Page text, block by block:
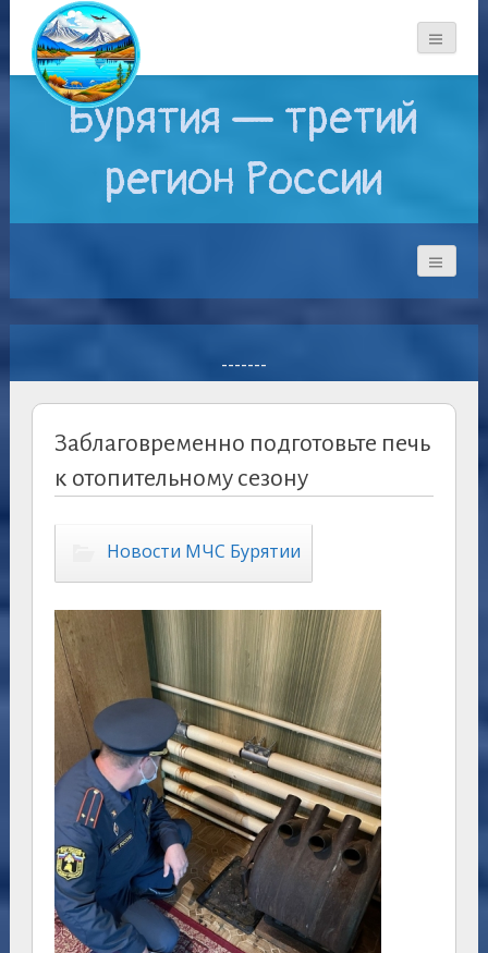
Бурятия — третий
регион России
-------
Заблаговременно подготовьте печь
к отопительному сезону
Новости МЧС Бурятии